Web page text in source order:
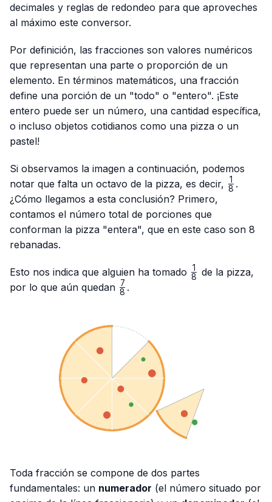
decimales y reglas de redondeo para que aproveches
al máximo este conversor.
Por definición, las fracciones son valores numéricos
que representan una parte o proporción de un
elemento. En términos matemáticos, una fracción
define una porción de un "todo" o "entero". ¡Este
entero puede ser un número, una cantidad específica,
o incluso objetos cotidianos como una pizza o un
pastel!
Si observamos la imagen a continuación, podemos
notar que falta un octavo de la pizza, es decir, \frac{1}
8
1 .
¿Cómo llegamos a esta conclusión? Primero,
contamos el número total de porciones que
conforman la pizza "entera", que en este caso son 8
rebanadas.
Esto nos indica que alguien ha tomado \frac{1}
8
1
de la pizza,
por lo que aún quedan \frac{7}
8
7 .
Toda fracción se compone de dos partes
fundamentales: un numerador (el número situado por